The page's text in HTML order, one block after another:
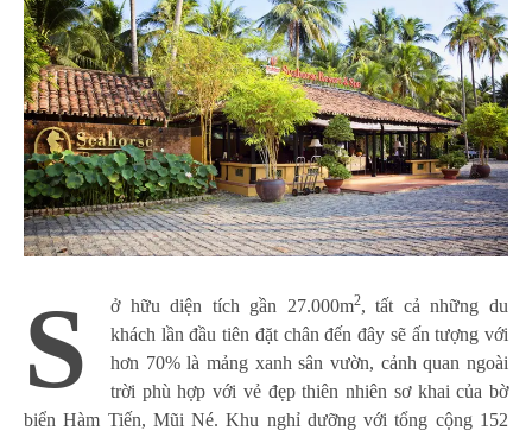
S ở hữu diện tích gần 27.000m2, tất cả những du
khách lần đầu tiên đặt chân đến đây sẽ ấn tượng với
hơn 70% là mảng xanh sân vườn, cảnh quan ngoài
trời phù hợp với vẻ đẹp thiên nhiên sơ khai của bờ
biển Hàm Tiến, Mũi Né. Khu nghỉ dưỡng với tổng cộng 152